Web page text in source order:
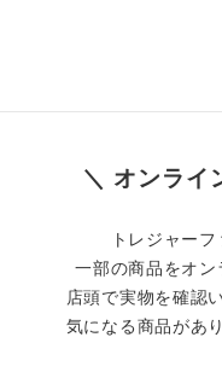
＼ オンライ
トレジャー
一部の商品をオン
店頭で実物を確認
気になる商品があ